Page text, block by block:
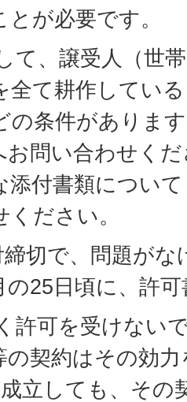
が必要です。
て、譲受人（世
全て耕作してい
の条件がありま
お問い合わせく
添付書類につい
ださい。
切で、問題がな
の25日頃に、許
許可を受けない
の契約はその効
立しても、その